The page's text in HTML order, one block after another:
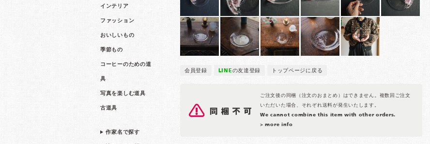
インテリア
ファッション
おいしいもの
季節もの
コーヒーのための道
具
写真を楽しむ道具
古道具
作家名で探す
会員登録 LINEの友達登録 トップページに戻る
ご注文後の同梱（注文のおまとめ）はできません。複数回ご注文
いただいた場合、それぞれ送料が発生いたします。
We cannot combine this item with other orders.
> more info